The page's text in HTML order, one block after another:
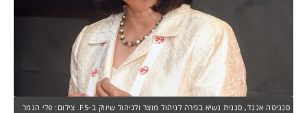
סנגיטה אננד, סגנית נשיא בכירה לניהול מוצר ולניהול שיווק ב-F5. צילום: פלי הנמר